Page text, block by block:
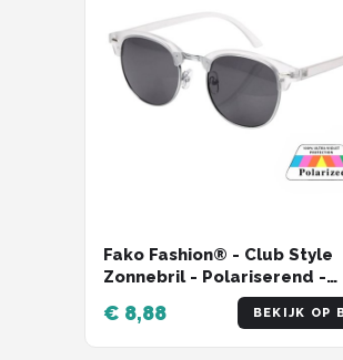
Fako Fashion® - Club Style
Zonnebril - Polariserend -
Polarized - Dames - Heren -
Transparant/Zilver
€ 8,88 BEKIJK OP